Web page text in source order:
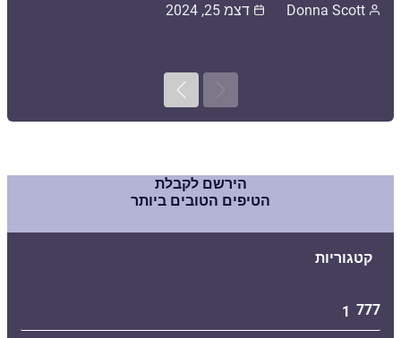
Donna Scott דצמ 25, 2024
Previous
Next
הירשם לקבלת
הטיפים הטובים ביותר
קטגוריות
777
1